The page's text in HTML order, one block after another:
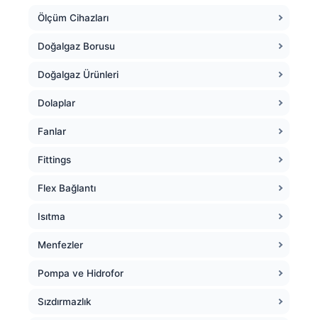
Ölçüm Cihazları
Doğalgaz Borusu
Doğalgaz Ürünleri
Dolaplar
Fanlar
Fittings
Flex Bağlantı
Isıtma
Menfezler
Pompa ve Hidrofor
Sızdırmazlık